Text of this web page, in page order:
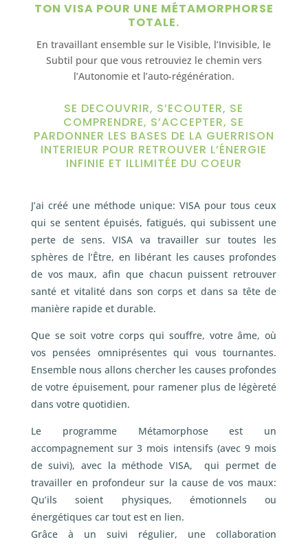
TON VISA POUR UNE MÉTAMORPHORSE
TOTALE.
En travaillant ensemble sur le Visible, l’Invisible, le
Subtil pour que vous retrouviez le chemin vers
l’Autonomie et l’auto-régénération.
SE DECOUVRIR, S’ECOUTER, SE
COMPRENDRE, S’ACCEPTER, SE
PARDONNER LES BASES DE LA GUERRISON
INTERIEUR POUR RETROUVER L’ÉNERGIE
INFINIE ET ILLIMITÉE DU COEUR
J’ai créé une méthode unique: VISA pour tous ceux
qui se sentent épuisés, fatigués, qui subissent une
perte de sens. VISA va travailler sur toutes les
sphères de l’Être, en libérant les causes profondes
de vos maux, afin que chacun puissent retrouver
santé et vitalité dans son corps et dans sa tête de
manière rapide et durable.
Que se soit votre corps qui souffre, votre âme, où
vos pensées omniprésentes qui vous tournantes.
Ensemble nous allons chercher les causes profondes
de votre épuisement, pour ramener plus de légèreté
dans votre quotidien.
Le programme Métamorphose est un
accompagnement sur 3 mois intensifs (avec 9 mois
de suivi), avec la méthode VISA, qui permet de
travailler en profondeur sur la cause de vos maux:
Qu’ils soient physiques, émotionnels ou
énergétiques car tout est en lien.
Grâce à un suivi régulier, une collaboration